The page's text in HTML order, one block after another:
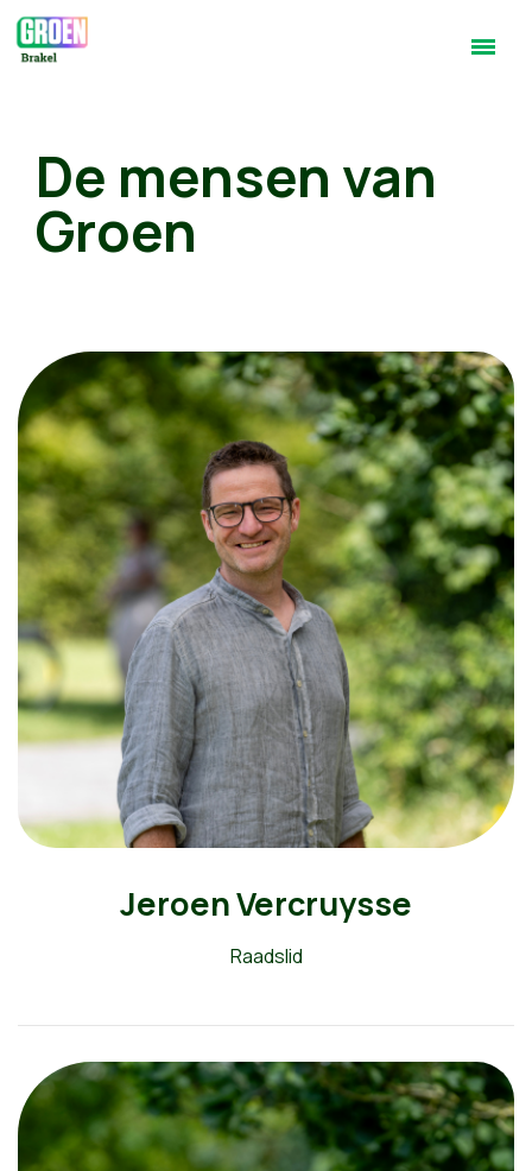
De mensen van
Groen
Jeroen Vercruysse
Raadslid